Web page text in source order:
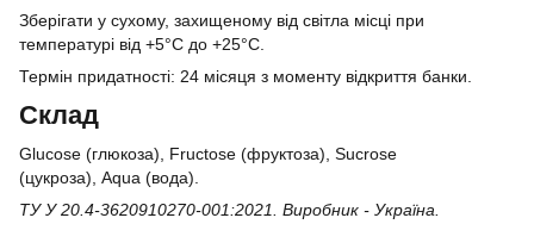
Зберігати у сухому, захищеному від світла місці при
температурі від +5°C до +25°C.
Термін придатності: 24 місяця з моменту відкриття банки.
Склад
Glucose (глюкоза), Fructose (фруктоза), Sucrose
(цукроза), Aqua (вода).
ТУ У 20.4-3620910270-001:2021
. Виробник - Україна.